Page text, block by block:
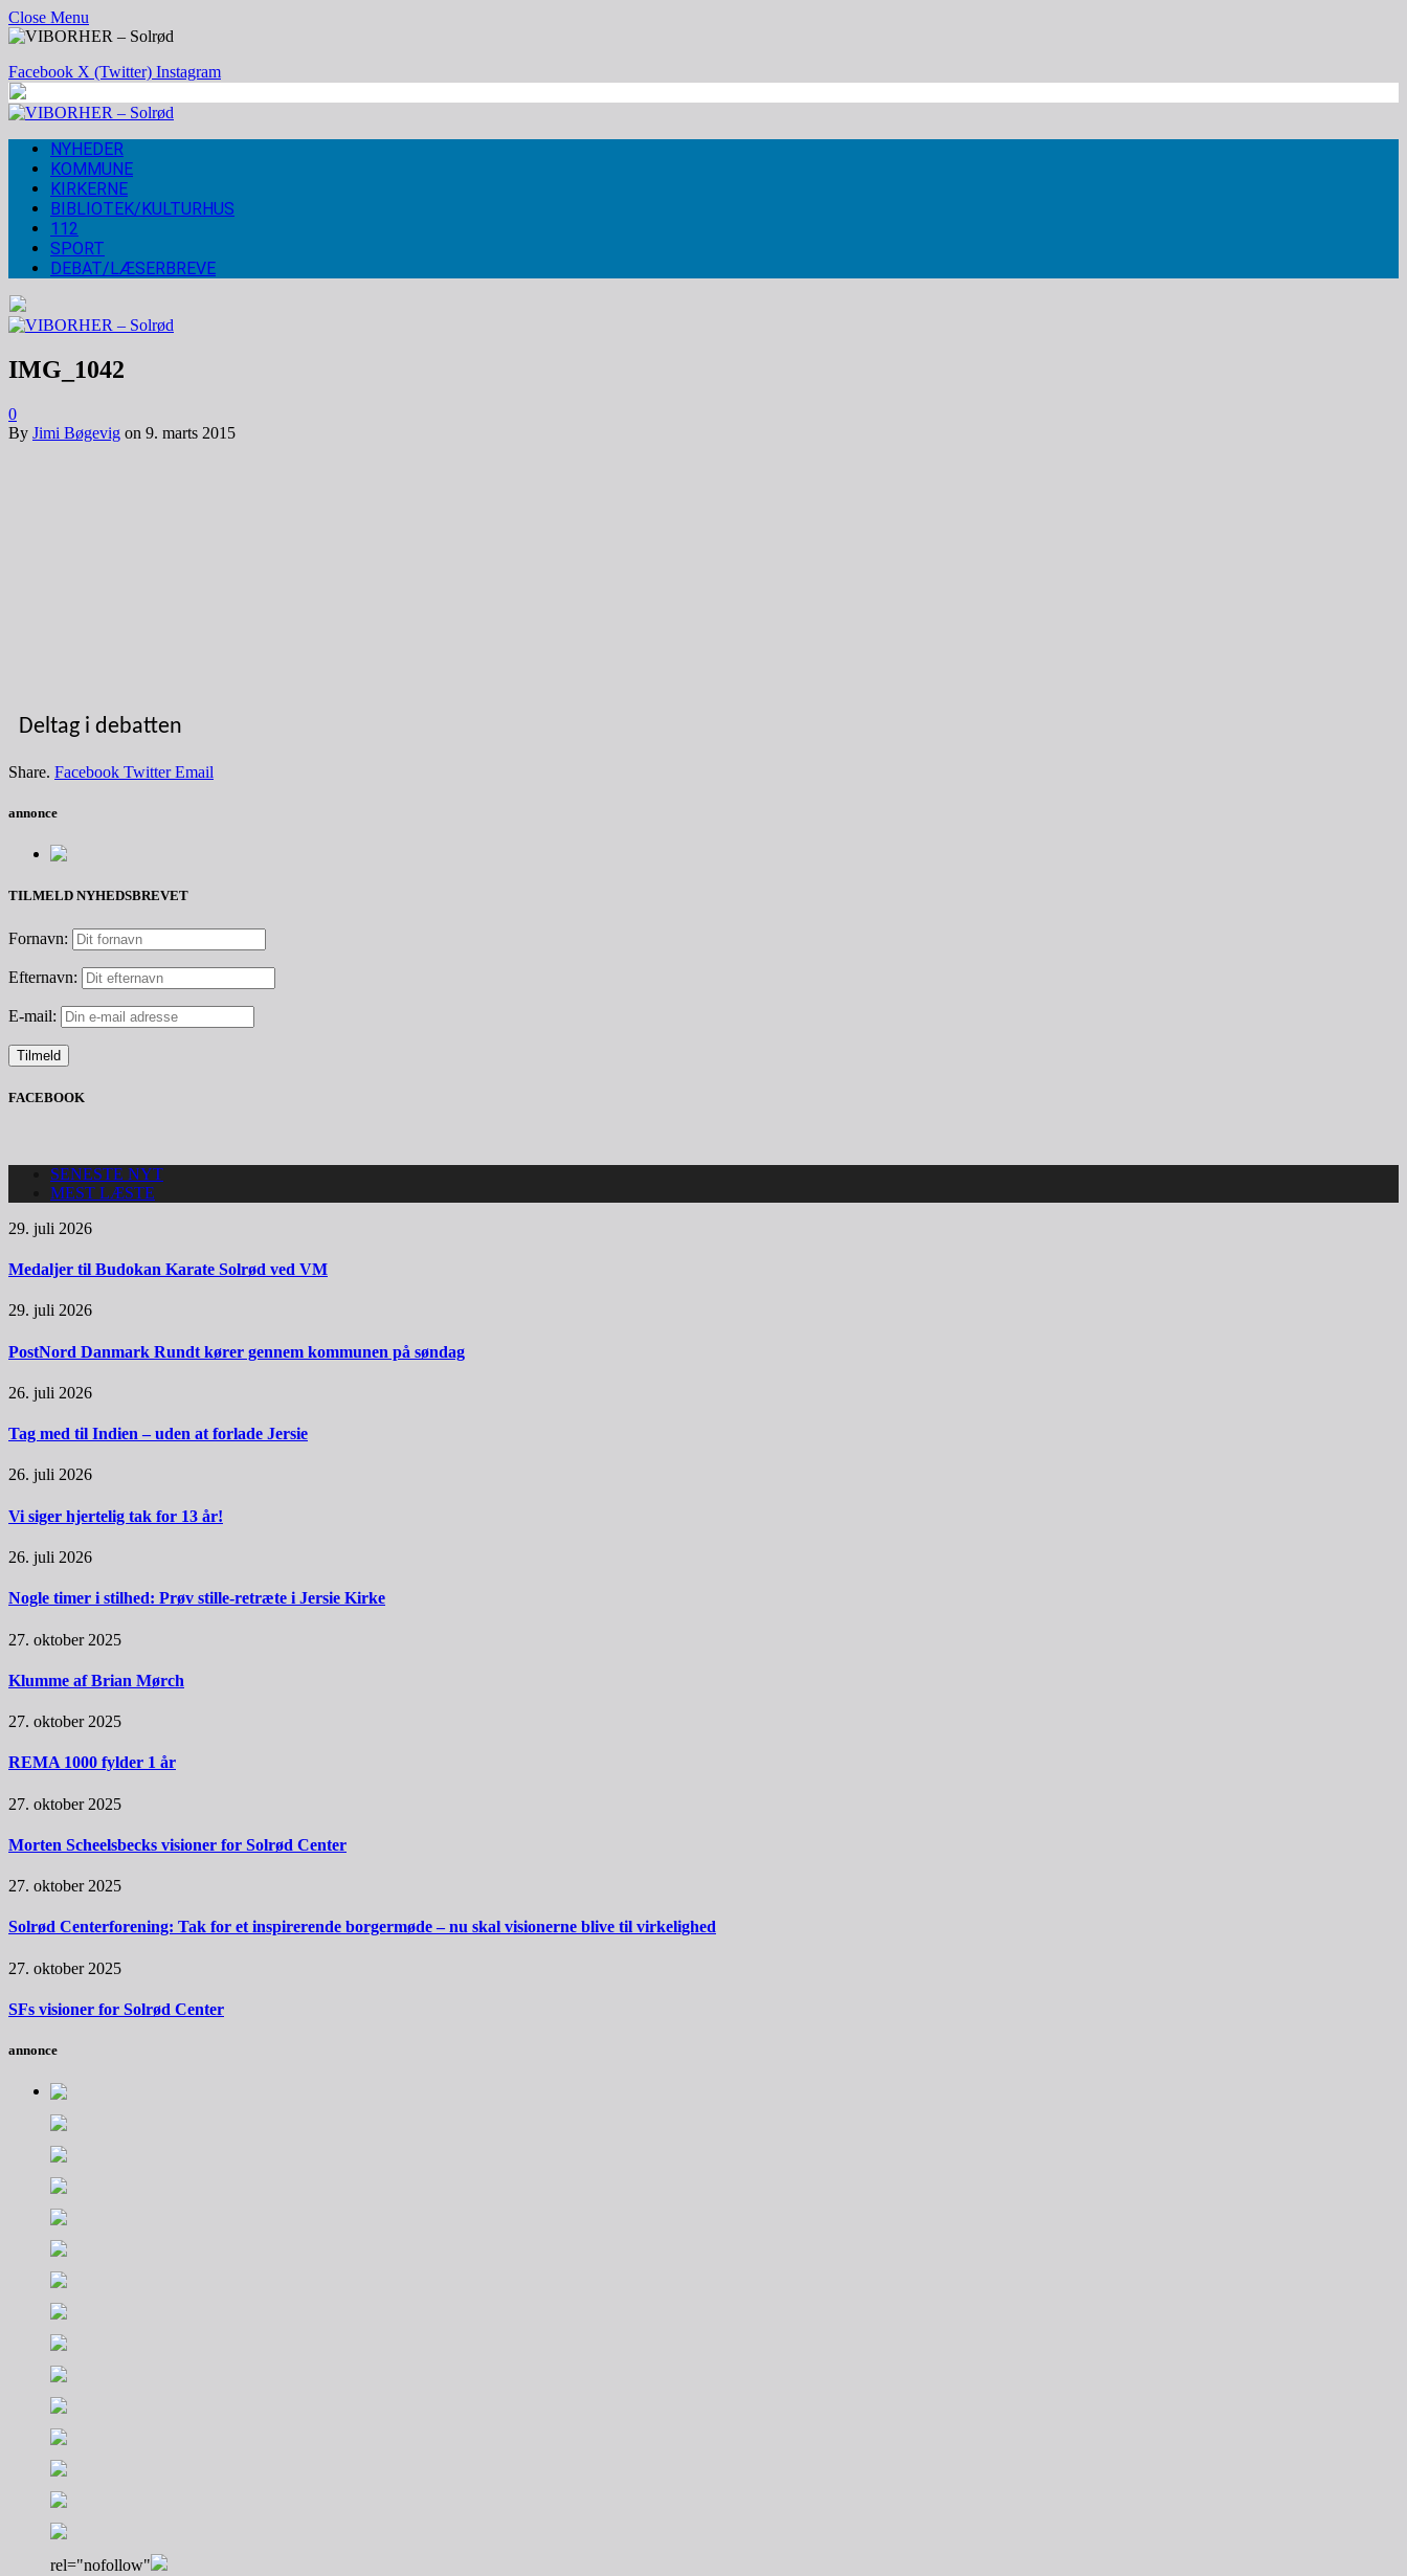
Close Menu
Facebook X (Twitter) Instagram
NYHEDER
KOMMUNE
KIRKERNE
BIBLIOTEK/KULTURHUS
112
SPORT
DEBAT/LÆSERBREVE
IMG_1042
0
By Jimi Bøgevig on 9. marts 2015
Deltag i debatten
Share. Facebook Twitter Email
annonce
TILMELD NYHEDSBREVET
Fornavn:
Efternavn:
E-mail:
FACEBOOK
SENESTE NYT
MEST LÆSTE
29. juli 2026
Medaljer til Budokan Karate Solrød ved VM
29. juli 2026
PostNord Danmark Rundt kører gennem kommunen på søndag
26. juli 2026
Tag med til Indien – uden at forlade Jersie
26. juli 2026
Vi siger hjertelig tak for 13 år!
26. juli 2026
Nogle timer i stilhed: Prøv stille-retræte i Jersie Kirke
27. oktober 2025
Klumme af Brian Mørch
27. oktober 2025
REMA 1000 fylder 1 år
27. oktober 2025
Morten Scheelsbecks visioner for Solrød Center
27. oktober 2025
Solrød Centerforening: Tak for et inspirerende borgermøde – nu skal visionerne blive til virkelighed
27. oktober 2025
SFs visioner for Solrød Center
annonce
rel="nofollow"